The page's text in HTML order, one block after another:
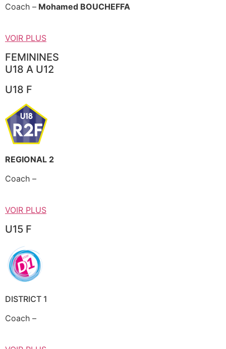
Coach – Mohamed BOUCHEFFA
VOIR PLUS
FEMININES
U18 A U12
U18 F
REGIONAL 2
Coach –
VOIR PLUS
U15 F
DISTRICT 1
Coach –